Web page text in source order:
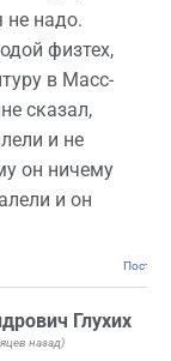
не надо.
физтех,
в Масс-
сказал,
и не
он ничему
и он
Глухих
назад)